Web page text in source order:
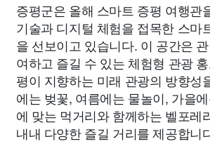
증평군은 올해 스마트 증평 여행관
기술과 디지털 체험을 접목한 스마
을 선보이고 있습니다. 이 공간은
여하고 즐길 수 있는 체험형 관광
평이 지향하는 미래 관광의 방향성
에는 벚꽃, 여름에는 물놀이, 가을
에 맞는 먹거리와 함께하는 벨포레
내내 다양한 즐길 거리를 제공합니